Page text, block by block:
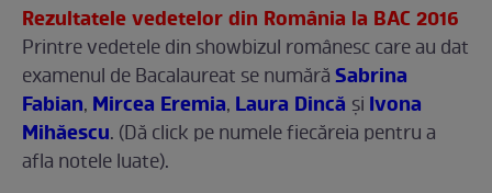
Rezultatele vedetelor din România la BAC 2016
Printre vedetele din showbizul românesc care au dat
examenul de Bacalaureat se numărăSabrina
Fabian, Mircea Eremia, Laura Dincă şi Ivona
Mihăescu. (Dă click pe numele fiecăreia pentru a
afla notele luate).